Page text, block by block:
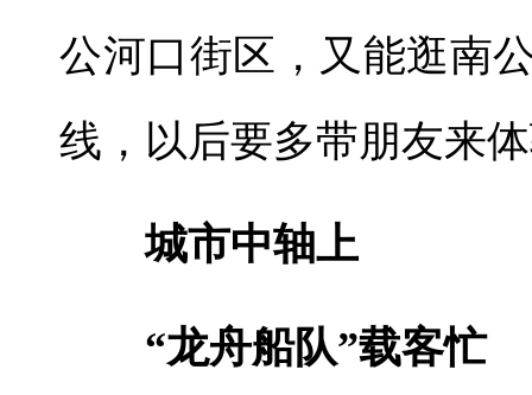
公河口街区，又能逛南
线，以后要多带朋友来
城市中轴上
“龙舟船队”载客忙